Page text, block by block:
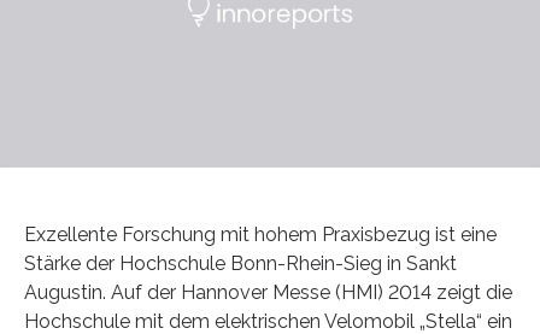
Exzellente Forschung mit hohem Praxisbezug ist eine
Stärke der Hochschule Bonn-Rhein-Sieg in Sankt
Augustin. Auf der Hannover Messe (HMI) 2014 zeigt die
Hochschule mit dem elektrischen Velomobil „Stella“ ein